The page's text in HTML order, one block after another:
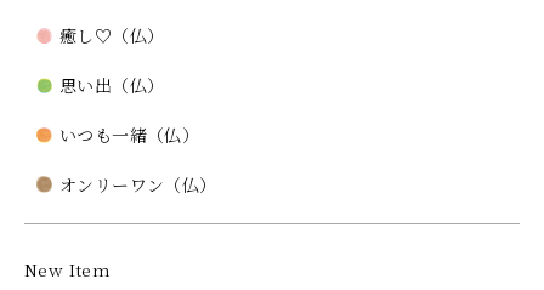
癒し♡（仏）
思い出（仏）
いつも一緒（仏）
オンリーワン（仏）
New Item